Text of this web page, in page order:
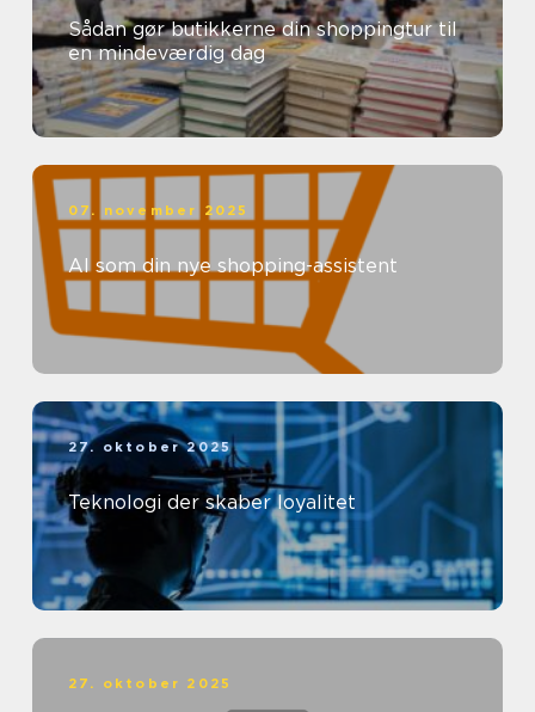
Sådan gør butikkerne din shoppingtur til
en mindeværdig dag
07. november 2025
AI som din nye shopping-assistent
27. oktober 2025
Teknologi der skaber loyalitet
27. oktober 2025